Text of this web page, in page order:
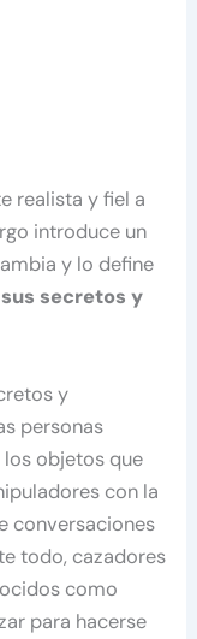
realista y fiel a
introduce un
y lo define
secretos y
y
personas
los objetos que
con la
conversaciones
todo, cazadores
como
para hacerse